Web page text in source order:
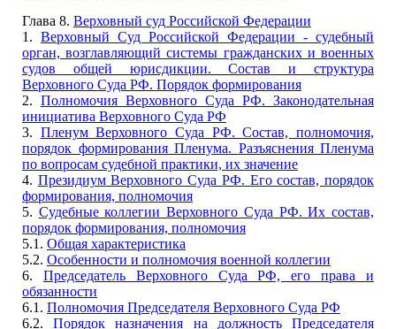
Глава 8. Верховный суд Российской Федерации
1. Верховный Суд Российской Федерации - судебный
орган, возглавляющий системы гражданских и военных
судов общей юрисдикции. Состав и структура
Верховного Суда РФ. Порядок формирования
2. Полномочия Верховного Суда РФ. Законодательная
инициатива Верховного Суда РФ
3. Пленум Верховного Суда РФ. Состав, полномочия,
порядок формирования Пленума. Разъяснения Пленума
по вопросам судебной практики, их значение
4. Президиум Верховного Суда РФ. Его состав, порядок
формирования, полномочия
5. Судебные коллегии Верховного Суда РФ. Их состав,
порядок формирования, полномочия
5.1. Общая характеристика
5.2. Особенности и полномочия военной коллегии
6. Председатель Верховного Суда РФ, его права и
обязанности
6.1. Полномочия Председателя Верховного Суда РФ
6.2.Порядок назначения на должность Председателя